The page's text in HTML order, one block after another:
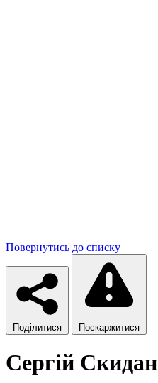
Повернутись до списку
Поділитися Поскаржитися
Сергій Скидан